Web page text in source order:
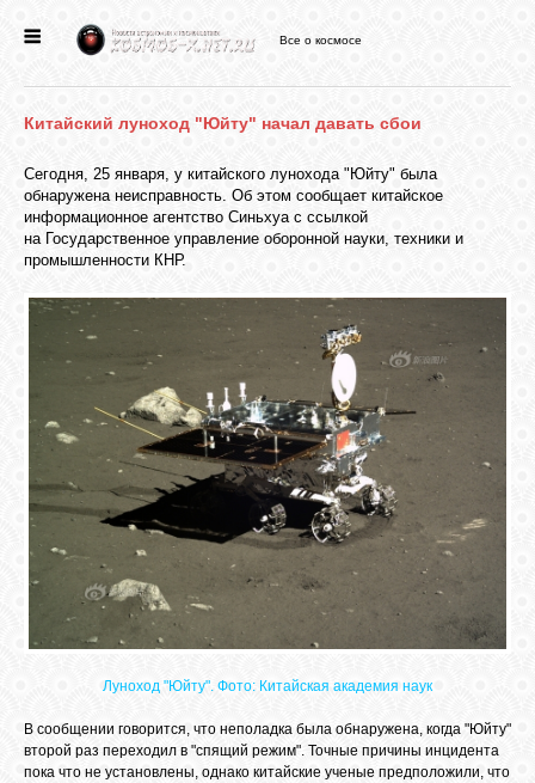
ФОРУМ
ВИДЕО
ФОТО
Все о космосе
Китайский луноход "Юйту" начал давать сбои
Сегодня, 25 января, у китайского лунохода "Юйту" была
обнаружена неисправность. Об этом сообщает китайское
информационное агентство Синьхуа с ссылкой
на Государственное управление оборонной науки, техники и
промышленности КНР.
Луноход "Юйту". Фото: Китайская академия наук
В сообщении говорится, что неполадка была обнаружена, когда "Юйту"
второй раз переходил в "спящий режим". Точные причины инцидента
пока что не установлены, однако китайские ученые предположили, что